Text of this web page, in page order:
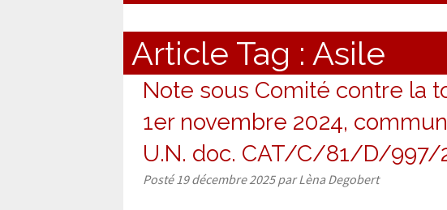
Article Tag : Asile
Note sous Comité contre la
1er novembre 2024,
U.N. doc. CAT/C/81/D/997/
Posté 19 décembre 2025 par Lèna Degobert